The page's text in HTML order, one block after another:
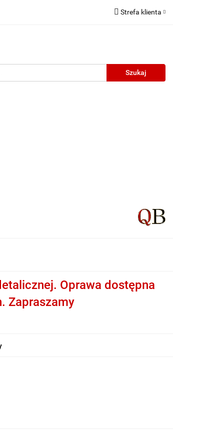
Strefa klienta
Dodaj zgłoszenie
Oprawa dostępna
Zapraszamy